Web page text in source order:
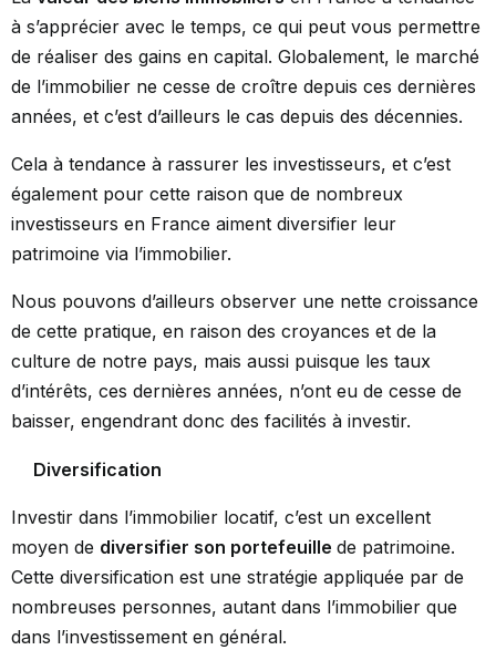
à s’apprécier avec le temps, ce qui peut vous permettre
de réaliser des gains en capital. Globalement, le marché
de l’immobilier ne cesse de croître depuis ces dernières
années, et c’est d’ailleurs le cas depuis des décennies.
Cela à tendance à rassurer les investisseurs, et c’est
également pour cette raison que de nombreux
investisseurs en France aiment diversifier leur
patrimoine via l’immobilier.
Nous pouvons d’ailleurs observer une nette croissance
de cette pratique, en raison des croyances et de la
culture de notre pays, mais aussi puisque les taux
d’intérêts, ces dernières années, n’ont eu de cesse de
baisser, engendrant donc des facilités à investir.
Diversification
Investir dans l’immobilier locatif, c’est un excellent
moyen de diversifier son portefeuille de patrimoine.
Cette diversification est une stratégie appliquée par de
nombreuses personnes, autant dans l’immobilier que
dans l’investissement en général.